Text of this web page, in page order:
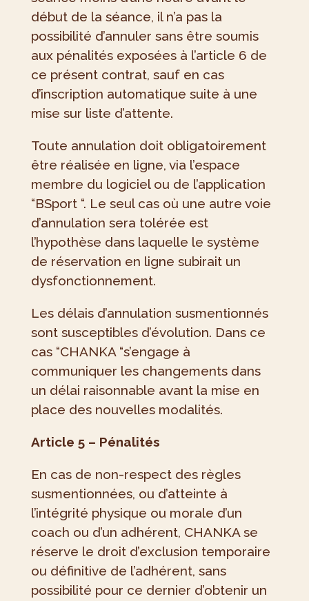
début de la séance, il n’a pas la
possibilité d’annuler sans être soumis
aux pénalités exposées à l’article 6 de
ce présent contrat, sauf en cas
d’inscription automatique suite à une
mise sur liste d’attente.
Toute annulation doit obligatoirement
être réalisée en ligne, via l’espace
membre du logiciel ou de l’application
“BSport “. Le seul cas où une autre voie
d’annulation sera tolérée est
l’hypothèse dans laquelle le système
de réservation en ligne subirait un
dysfonctionnement.
Les délais d’annulation susmentionnés
sont susceptibles d’évolution. Dans ce
cas “CHANKA “s’engage à
communiquer les changements dans
un délai raisonnable avant la mise en
place des nouvelles modalités.
Article 5 – Pénalités
En cas de non-respect des règles
susmentionnées, ou d’atteinte à
l’intégrité physique ou morale d’un
coach ou d’un adhérent, CHANKA se
réserve le droit d’exclusion temporaire
ou définitive de l’adhérent, sans
possibilité pour ce dernier d’obtenir un